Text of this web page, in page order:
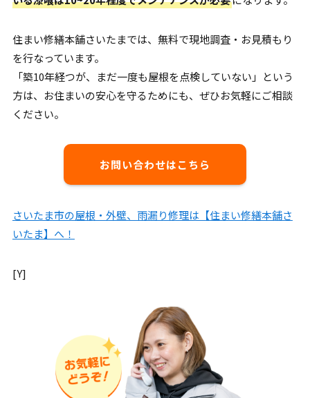
住まい修繕本舗さいたまでは、無料で現地調査・お見積もり
を行なっています。
「築10年経つが、まだ一度も屋根を点検していない」という
方は、お住まいの安心を守るためにも、ぜひお気軽にご相談
ください。
お問い合わせはこちら
さいたま市の屋根・外壁、雨漏り修理は【住まい修繕本舗さ
いたま】へ！
[Y]